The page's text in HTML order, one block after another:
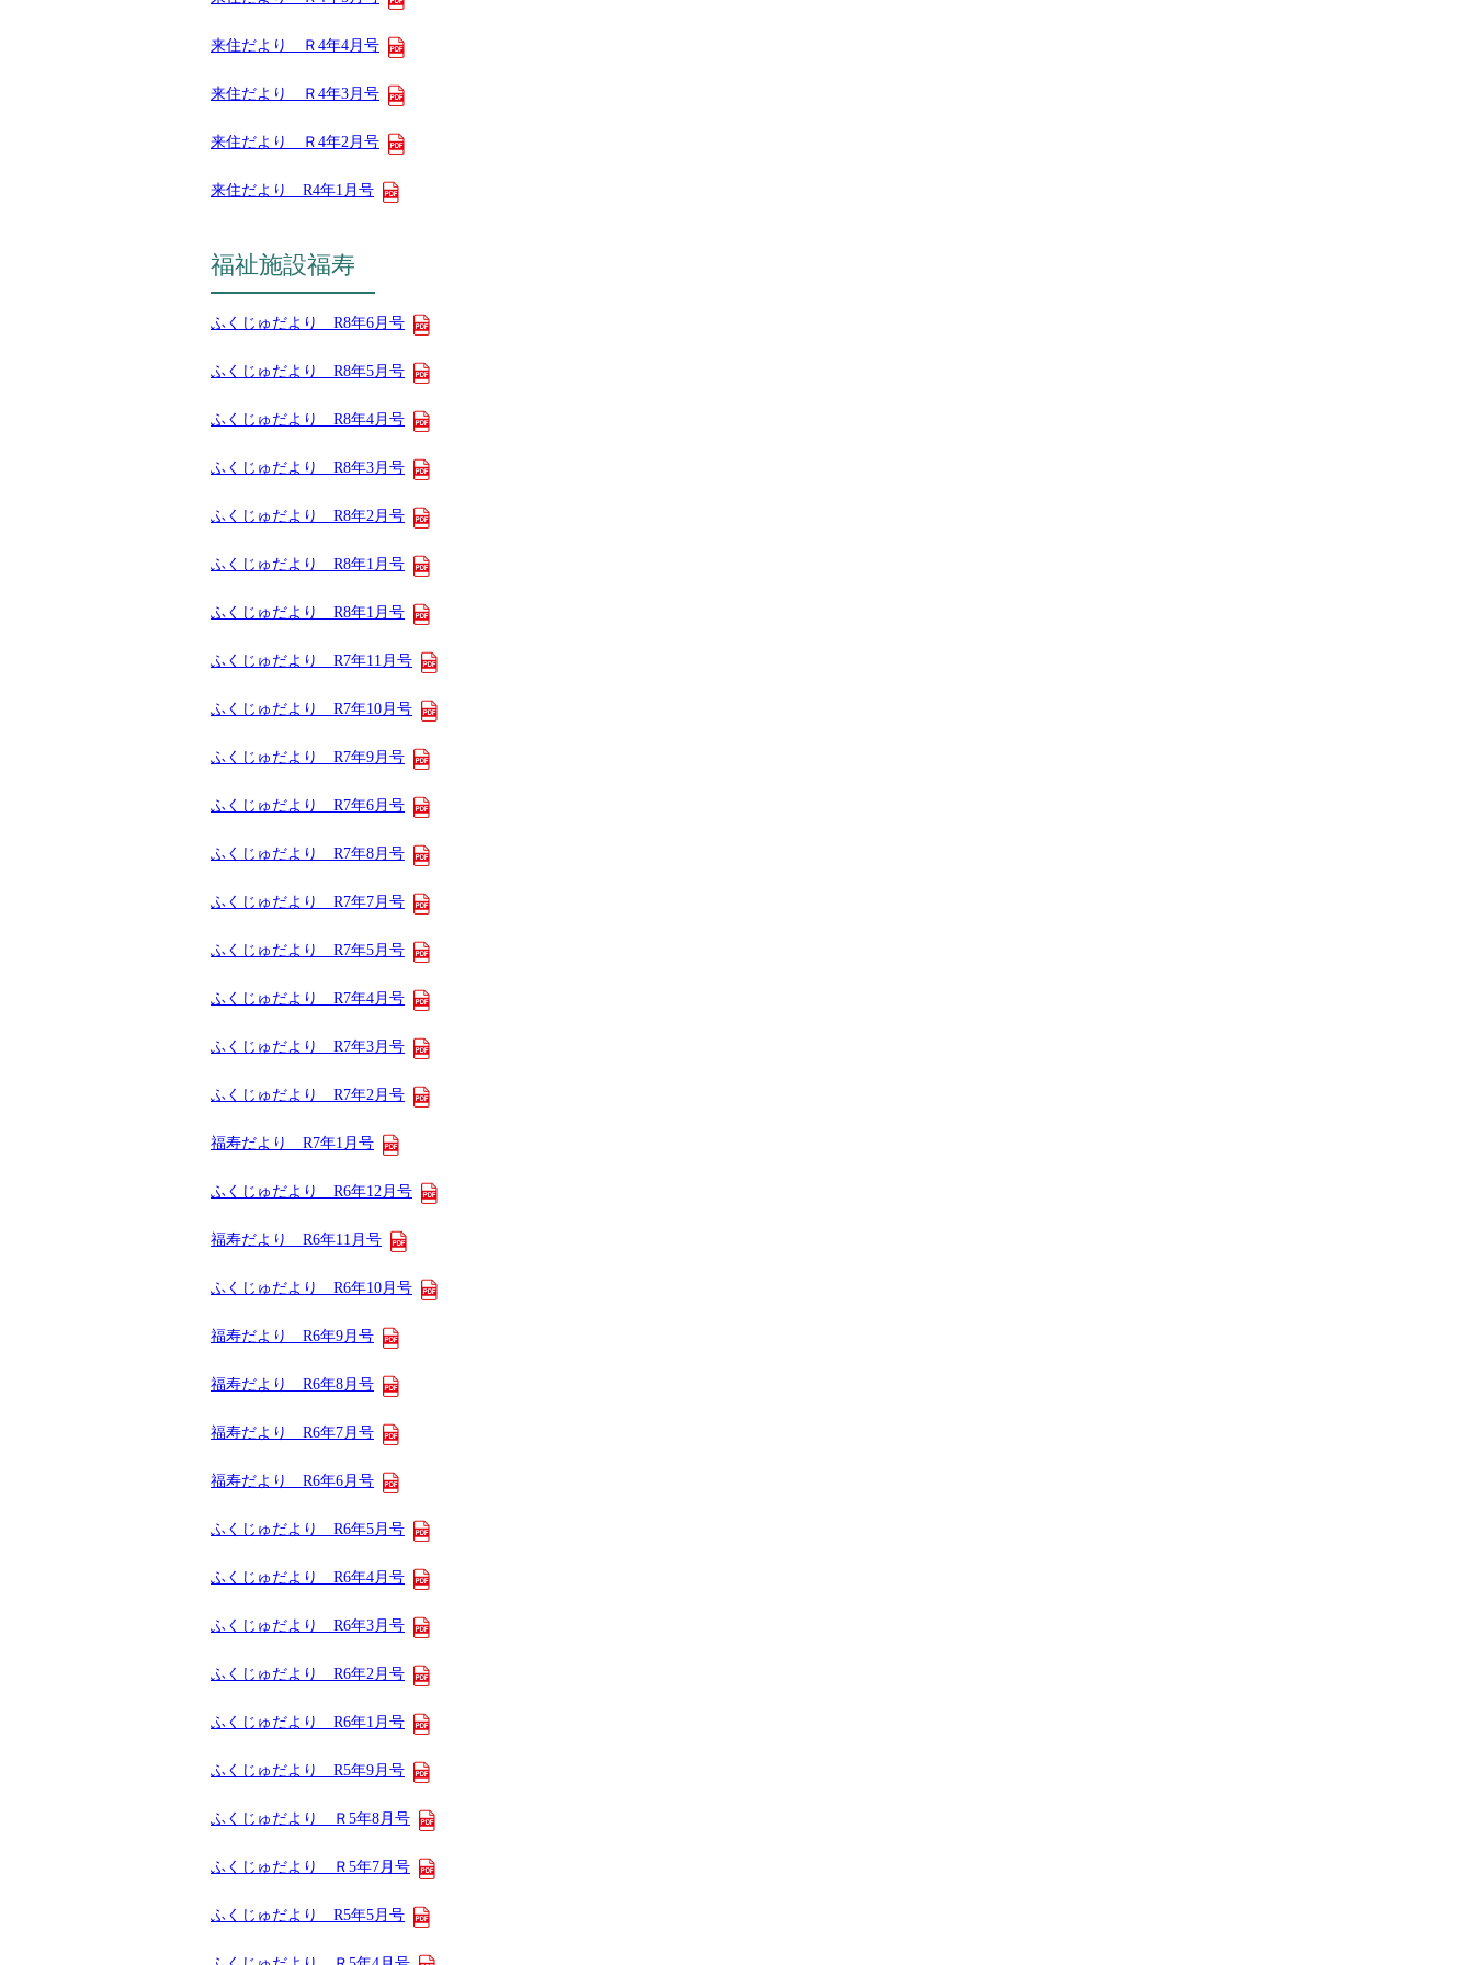
来住だより Ｒ4年4月号
来住だより Ｒ4年3月号
来住だより Ｒ4年2月号
来住だより R4年1月号
福祉施設福寿
ふくじゅだより R8年6月号
ふくじゅだより R8年5月号
ふくじゅだより R8年4月号
ふくじゅだより R8年3月号
ふくじゅだより R8年2月号
ふくじゅだより R8年1月号
ふくじゅだより R8年1月号
ふくじゅだより R7年11月号
ふくじゅだより R7年10月号
ふくじゅだより R7年9月号
ふくじゅだより R7年6月号
ふくじゅだより R7年8月号
ふくじゅだより R7年7月号
ふくじゅだより R7年5月号
ふくじゅだより R7年4月号
ふくじゅだより R7年3月号
ふくじゅだより R7年2月号
福寿だより R7年1月号
ふくじゅだより R6年12月号
福寿だより R6年11月号
ふくじゅだより R6年10月号
福寿だより R6年9月号
福寿だより R6年8月号
福寿だより R6年7月号
福寿だより R6年6月号
ふくじゅだより R6年5月号
ふくじゅだより R6年4月号
ふくじゅだより R6年3月号
ふくじゅだより R6年2月号
ふくじゅだより R6年1月号
ふくじゅだより R5年9月号
ふくじゅだより Ｒ5年8月号
ふくじゅだより Ｒ5年7月号
ふくじゅだより R5年5月号